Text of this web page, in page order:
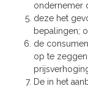
ondernemer
deze het
bepalingen;
de
op te
De in het